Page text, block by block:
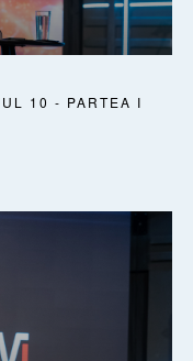
10 - PARTEA I